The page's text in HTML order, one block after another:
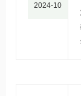
2024-10